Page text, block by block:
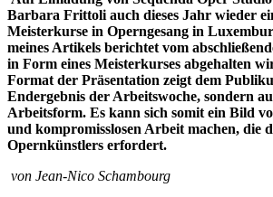
Barbara Frittoli auch dieses Jahr wieder
Meisterkurse in Operngesang in
meines Artikels berichtet vom
in Form eines Meisterkurses abgehalten
Format der Präsentation zeigt dem
Endergebnis der Arbeitswoche, sondern
Arbeitsform. Es kann sich somit ein Bild
und kompromisslosen Arbeit machen, die
Opernkünstlers erfordert.
von Jean-Nico Schambourg